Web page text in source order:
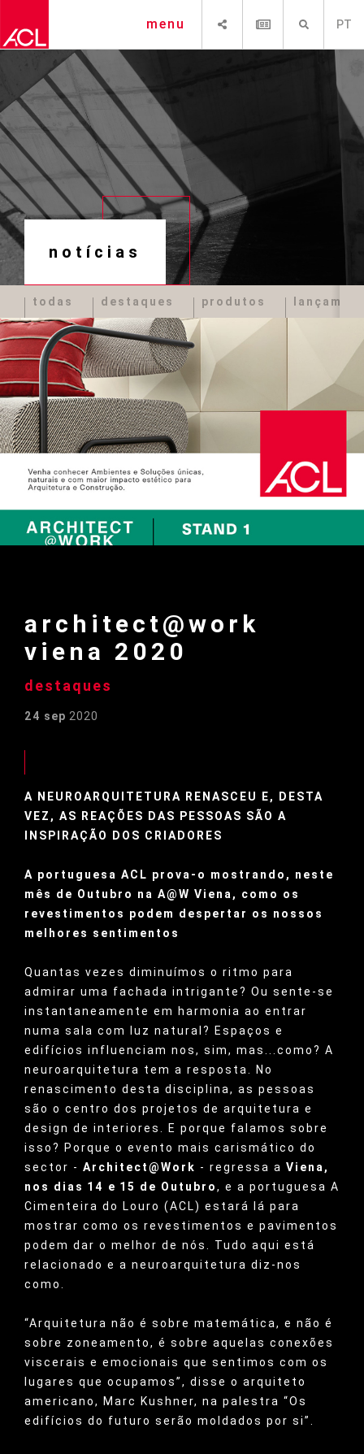
PT
menu
notícias
todas destaques produtos
architect@work
viena 2020
destaques
24 sep 2020
A NEUROARQUITETURA RENASCEU E, DESTA
VEZ, AS REAÇÕES DAS PESSOAS SÃO A
INSPIRAÇÃO DOS CRIADORES
A portuguesa ACL prova-o mostrando, neste
mês de Outubro na A@W Viena, como os
revestimentos podem despertar os nossos
melhores sentimentos
Quantas vezes diminuímos o ritmo para
admirar uma fachada intrigante? Ou sente-se
instantaneamente em harmonia ao entrar
numa sala com luz natural? Espaços e
edifícios influenciam nos, sim, mas...como? A
neuroarquitetura tem a resposta. No
renascimento desta disciplina, as pessoas
são o centro dos projetos de arquitetura e
design de interiores. E porque falamos sobre
isso? Porque o evento mais carismático do
sector - Architect@Work - regressa a Viena,
nos dias 14 e 15 de Outubro, e a portuguesa A
Cimenteira do Louro (ACL) estará lá para
mostrar como os revestimentos e pavimentos
podem dar o melhor de nós. Tudo aqui está
relacionado e a neuroarquitetura diz-nos
como.
“Arquitetura não é sobre matemática, e não é
sobre zoneamento, é sobre aquelas conexões
viscerais e emocionais que sentimos com os
lugares que ocupamos”, disse o arquiteto
americano, Marc Kushner, na palestra “Os
edifícios do futuro serão moldados por si”.